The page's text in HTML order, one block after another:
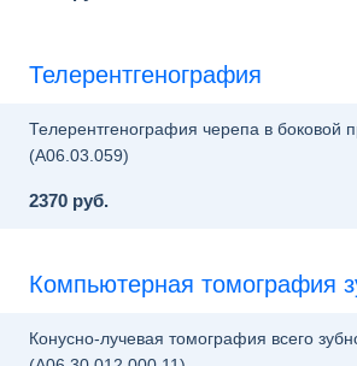
Телерентгенография
Телерентгенография черепа в боковой
(A06.03.059)
2370 руб.
Компьютерная томография
Конусно-лучевая томография всего